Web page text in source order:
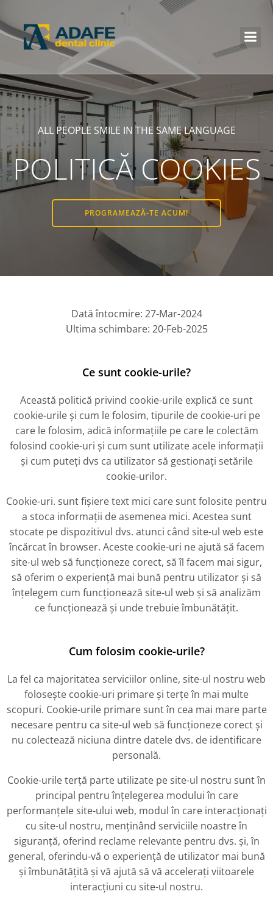
ALL PEOPLE SMILE IN THE SAME LANGUAGE
POLITICĂ COOKIES
PROGRAMEAZĂ-TE ACUM!
Dată întocmire: 27-Mar-2024
Ultima schimbare: 20-Feb-2025
Ce sunt cookie-urile?
Această politică privind cookie-urile explică ce sunt
cookie-urile și cum le folosim, tipurile de cookie-uri pe
care le folosim, adică informațiile pe care le colectăm
folosind cookie-uri și cum sunt utilizate acele informații
și cum puteți dvs ca utilizator să gestionați setările
cookie-urilor.
Cookie-uri. sunt fișiere text mici care sunt folosite pentru
a stoca informații de asemenea mici. Acestea sunt
stocate pe dispozitivul dvs. atunci când site-ul web este
încărcat în browser. Aceste cookie-uri ne ajută să facem
site-ul web să funcționeze corect, să îl facem mai sigur,
să oferim o experiență mai bună pentru utilizator și să
înțelegem cum funcționează site-ul web și să analizăm
ce funcționează și unde trebuie îmbunătățit.
Cum folosim cookie-urile?
La fel ca majoritatea serviciilor online, site-ul nostru web
folosește cookie-uri primare și terțe în mai multe
scopuri. Cookie-urile primare sunt în cea mai mare parte
necesare pentru ca site-ul web să funcționeze corect și
nu colectează niciuna dintre datele dvs. de identificare
personală.
Cookie-urile terță parte utilizate pe site-ul nostru sunt în
principal pentru înțelegerea modului în care
performanțele site-ului web, modul în care interacționați
cu site-ul nostru, menținând serviciile noastre în
siguranță, oferind reclame relevante pentru dvs. și, în
general, oferindu-vă o experiență de utilizator mai bună
și îmbunătățită și vă ajută să vă accelerați viitoarele
interacțiuni cu site-ul nostru.